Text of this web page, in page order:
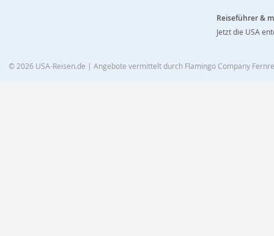
Reiseführer &
Jetzt die USA
© 2026 USA-Reisen.de | Angebote vermittelt durch Flamingo Company